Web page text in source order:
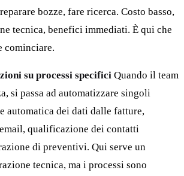
bozze, fare ricerca. Costo basso,
tecnica, benefici immediati. È qui che
cominciare.
su processi specifici Quando il team
si passa ad automatizzare singoli
automatica dei dati dalle fatture,
qualificazione dei contatti
di preventivi. Qui serve un
tecnica, ma i processi sono